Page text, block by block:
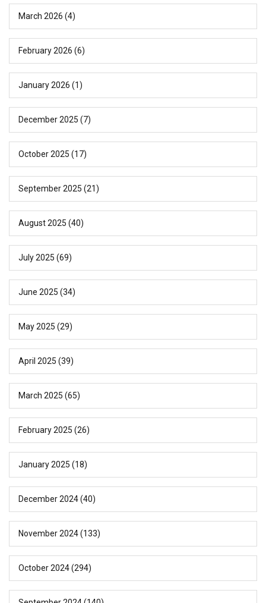
March 2026 (4)
February 2026 (6)
January 2026 (1)
December 2025 (7)
October 2025 (17)
September 2025 (21)
August 2025 (40)
July 2025 (69)
June 2025 (34)
May 2025 (29)
April 2025 (39)
March 2025 (65)
February 2025 (26)
January 2025 (18)
December 2024(40)
November 2024(133)
October 2024(294)